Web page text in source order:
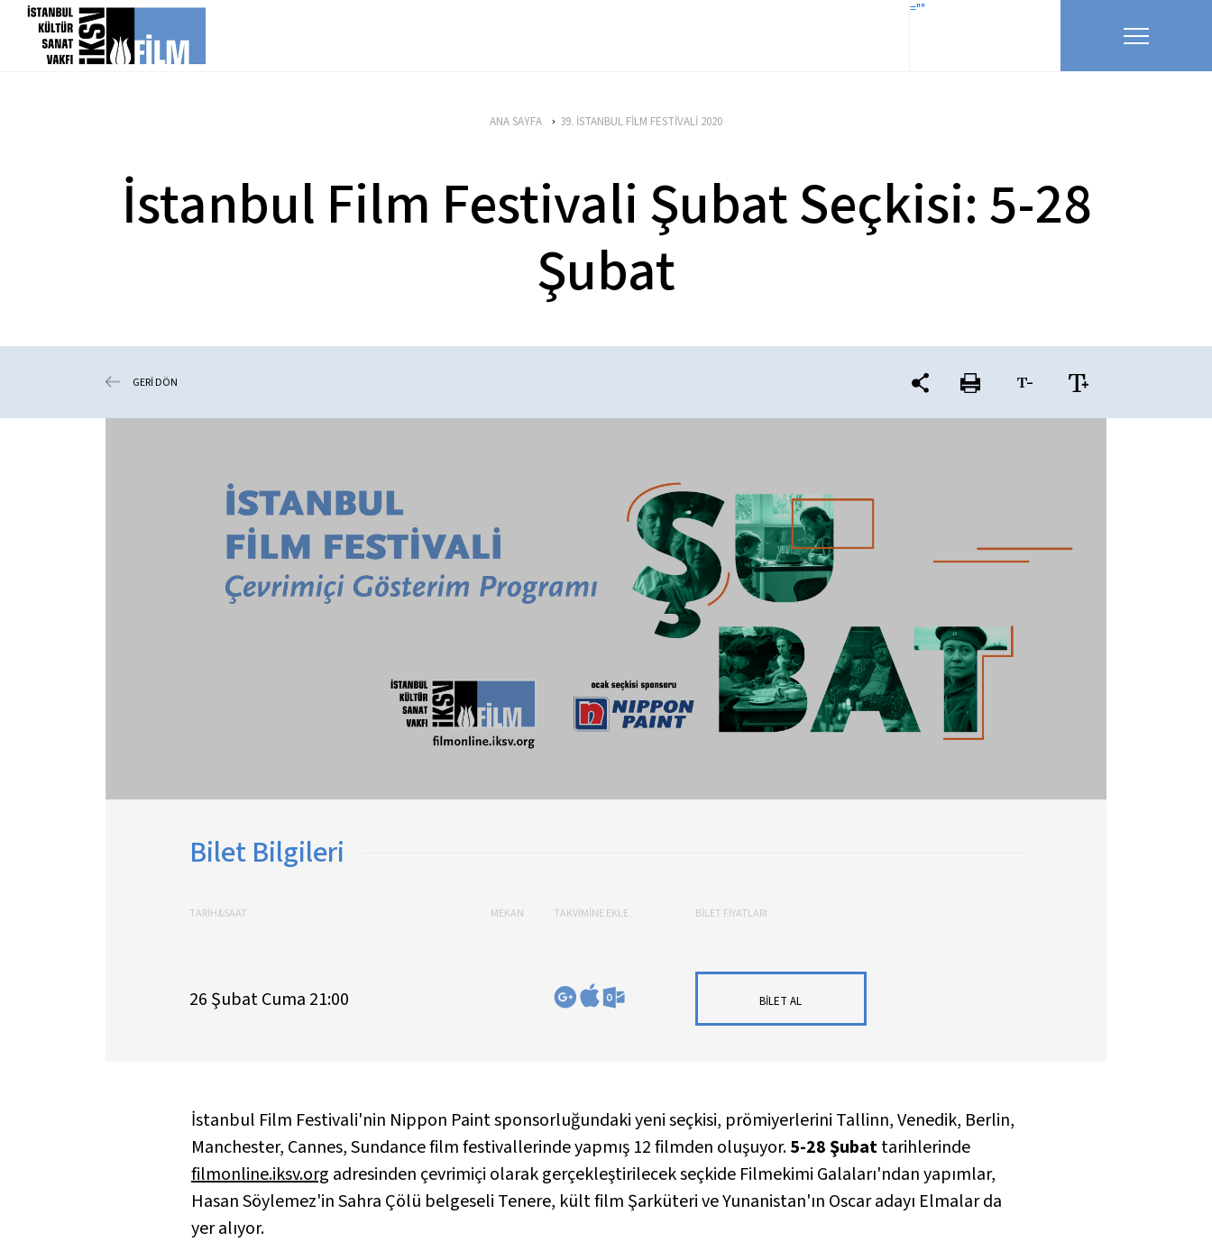
icerigi atla =""
ANA SAYFA 39. İSTANBUL FİLM FESTİVALİ 2020
İstanbul Film Festivali Şubat Seçkisi: 5-28
Şubat
GERİ DÖN
Bilet Bilgileri
TARİH&SAAT MEKAN TAKVİMİNE EKLE BİLET FİYATLARI
26 Şubat Cuma 21:00 BİLET AL
İstanbul Film Festivali'nin Nippon Paint sponsorluğundaki yeni seçkisi, prömiyerlerini Tallinn, Venedik, Berlin,
Manchester, Cannes, Sundance film festivallerinde yapmış 12 filmden oluşuyor.5-28 Şubattarihlerinde
filmonline.iksv.org adresinden çevrimiçi olarak gerçekleştirilecek seçkide Filmekimi Galaları'ndan yapımlar,
Hasan Söylemez'in Sahra Çölü belgeseli Tenere, kült film Şarküterive Yunanistan'ın Oscar adayı Elmalarda
yer alıyor.